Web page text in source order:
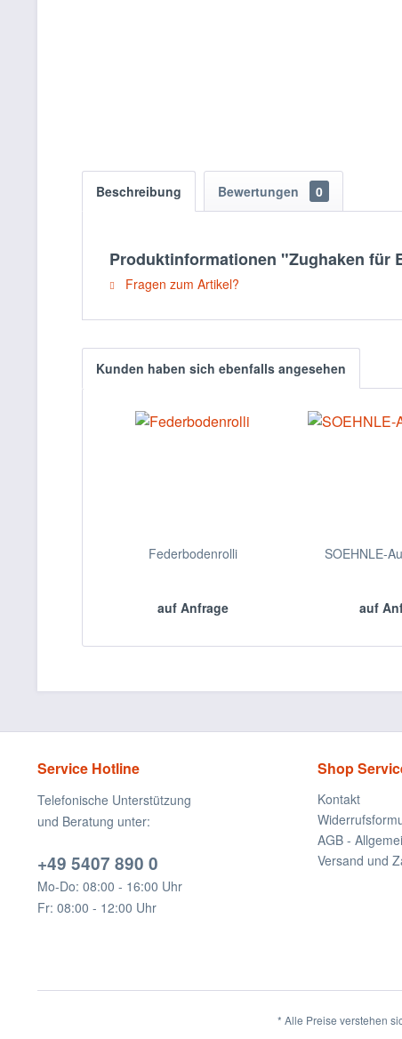
Beschreibung Bewertungen 0
Produktinformationen "Zughaken für
Fragen zum Artikel?
Kunden haben sich ebenfalls angesehen
Federbodenrolli
auf Anfrage
SOEHNLE-
auf
Service Hotline
Telefonische Unterstützung
und Beratung unter:
+49 5407 890 0
Mo-Do: 08:00 - 16:00 Uhr
Fr: 08:00 - 12:00 Uhr
Shop
Kontakt
AGB -
Versand und
* Alle Preise verstehen